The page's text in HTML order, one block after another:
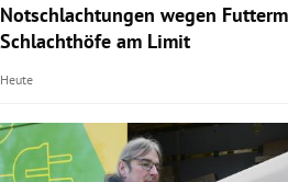
Notschlachtungen wegen
Schlachthöfe am Limit
Heute